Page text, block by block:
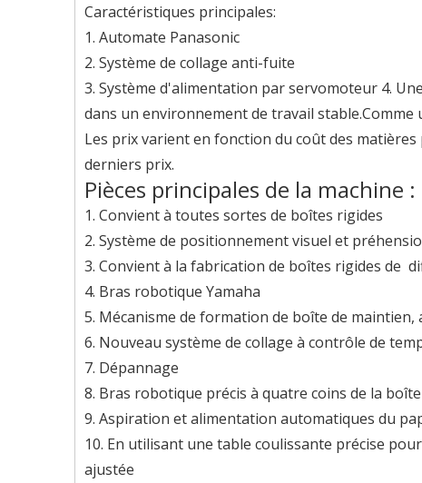
Caractéristiques principales:
1. Automate Panasonic
2. Système de collage anti-fuite
3. Système d'alimentation par servomoteur 4.
dans un environnement de travail stable.Comme
Les prix varient en fonction du coût des
derniers prix.
Pièces principales de la machine :
1. Convient à toutes sortes de boîtes rigides
2. Système de positionnement visuel et
3. Convient à la fabrication de boîtes rigides de
4. Bras robotique Yamaha
5. Mécanisme de formation de boîte de maintien,
6. Nouveau système de collage à contrôle de
7. Dépannage
8. Bras robotique précis à quatre coins de la
9. Aspiration et alimentation automatiques du
10. En utilisant une table coulissante précise
ajustée